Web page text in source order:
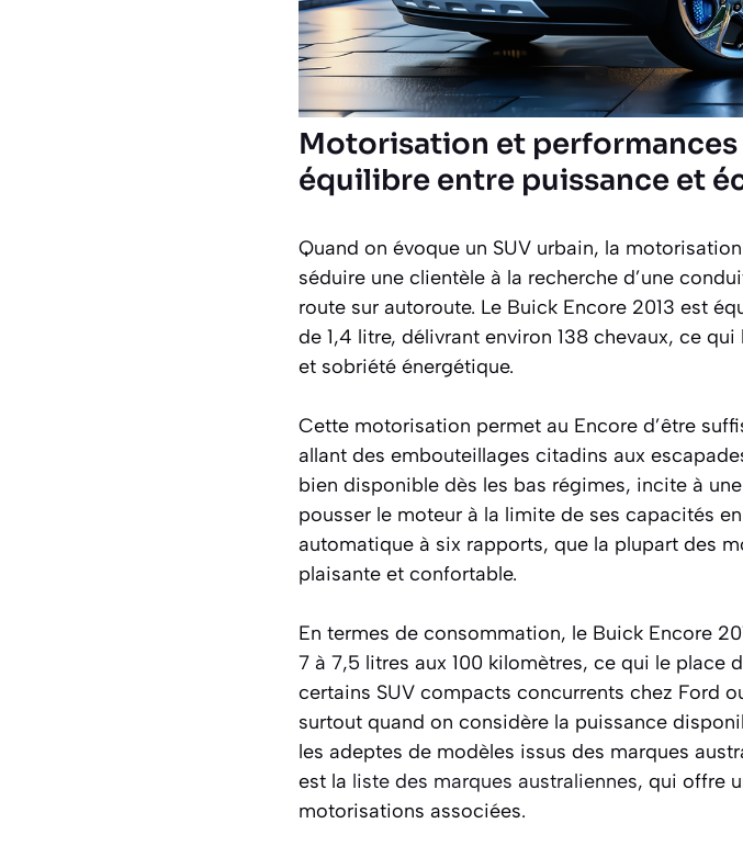
Motorisation et performances
équilibre entre puissance et
Quand on évoque un SUV urbain, la
séduire une clientèle à la recherche d’une
route sur autoroute. Le Buick Encore 2013 est
de 1,4 litre, délivrant environ 138 chevaux, ce
et sobriété énergétique.
Cette motorisation permet au Encore d’être
allant des embouteillages citadins aux
bien disponible dès les bas régimes, incite à
pousser le moteur à la limite de ses capacités
automatique à six rapports, que la plupart des
plaisante et confortable.
En termes de consommation, le Buick Encore
7 à 7,5 litres aux 100 kilomètres, ce qui le place
certains SUV compacts concurrents chez Ford
surtout quand on considère la puissance
les adeptes de modèles issus des marques
est la liste des marques australiennes, qui offre
motorisations associées.